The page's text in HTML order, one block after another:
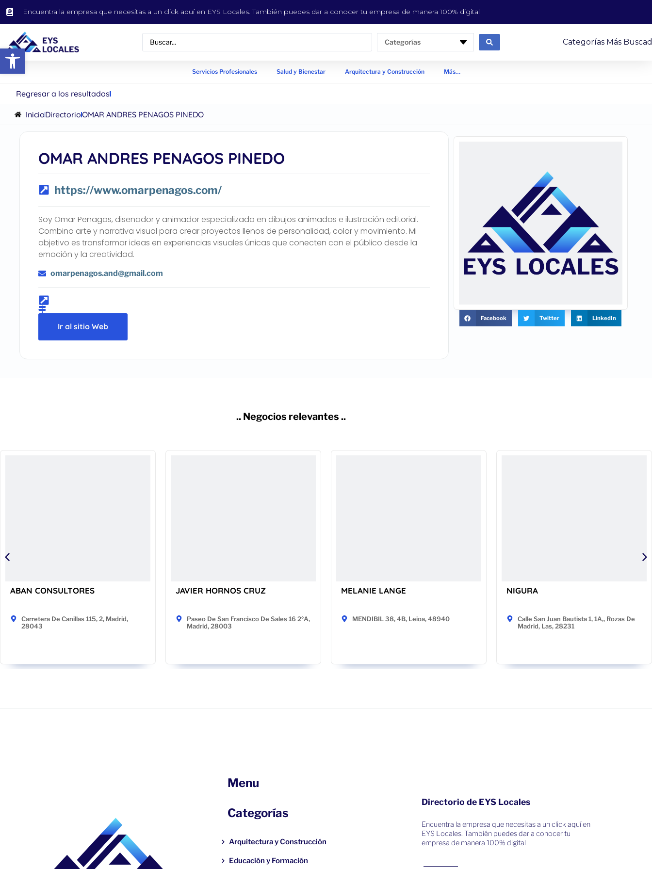
Abrir barra de herramientas
Encuentra la empresa que necesitas a un click aquí en EYS Locales. También puedes dar a conocer tu empresa de manera 100% digital
Categorías Categorías Más
Servicios Profesionales Salud y Bienestar Arquitectura y Construcción Más…
Regresar a los resultados
InicioDirectorioOMAR ANDRES PENAGOS PINEDO
OMAR ANDRES PENAGOS PINEDO
https://www.omarpenagos.com/
Soy Omar Penagos, diseñador y animador especializado en dibujos animados e ilustración editorial.
Combino arte y narrativa visual para crear proyectos llenos de personalidad, color y movimiento. Mi
objetivo es transformar ideas en experiencias visuales únicas que conecten con el público desde la
emoción y la creatividad.
omarpenagos.and@gmail.com
Ir al sitio Web
Facebook Twitter LinkedIn
.. Negocios relevantes ..
ABAN CONSULTORES
Carretera De Canillas 115, 2, Madrid,
28043
JAVIER HORNOS CRUZ
Paseo De San Francisco De Sales 16 2ºA,
Madrid, 28003
MELANIE LANGE
MENDIBIL 38, 4B, Leioa, 48940
NIGURA
Calle San Juan Bautista 1, 1A,, Rozas De
Madrid, Las, 28231
Menu
Categorías
Arquitectura y Construcción
Educación y Formación
Directorio de EYS Locales
Encuentra la empresa que necesitas a un click aquí en
EYS Locales. También puedes dar a conocer tu
empresa de manera 100% digital